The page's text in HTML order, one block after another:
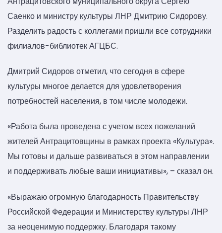
Саенко и министру культуры ЛНР Дмитрию Сидорову.
Разделить радость с коллегами пришли все сотрудники
филиалов-библиотек АГЦБС.
Дмитрий Сидоров отметил, что сегодня в сфере
культуры многое делается для удовлетворения
потребностей населения, в том числе молодежи.
«Работа была проведена с учетом всех пожеланий
жителей Антрацитовщины в рамках проекта «Культура».
Мы готовы и дальше развиваться в этом направлении
и поддерживать любые ваши инициативы», – сказал он.
«Выражаю огромную благодарность Правительству
Российской Федерации и Министерству культуры ЛНР
за неоценимую поддержку. Благодаря такому